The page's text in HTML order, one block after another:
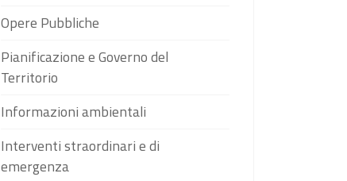
Opere Pubbliche
Pianificazione e Governo del
Territorio
Informazioni ambientali
Interventi straordinari e di
emergenza